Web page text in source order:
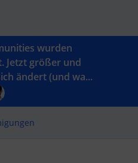
wurden
Jetzt größer und
ändert (und wa...